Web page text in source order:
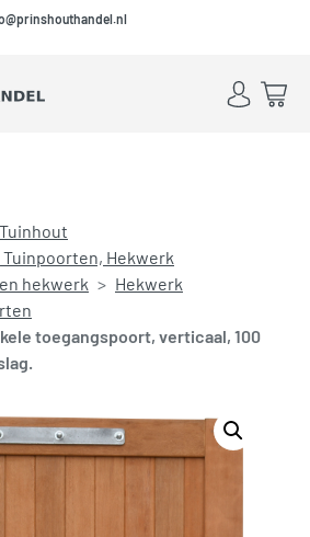
Skip to main content
Skip to footer
Account
Tuinhout
Hekwerk
hekwerk
Hekwerk
toegangspoort, verticaal, 100